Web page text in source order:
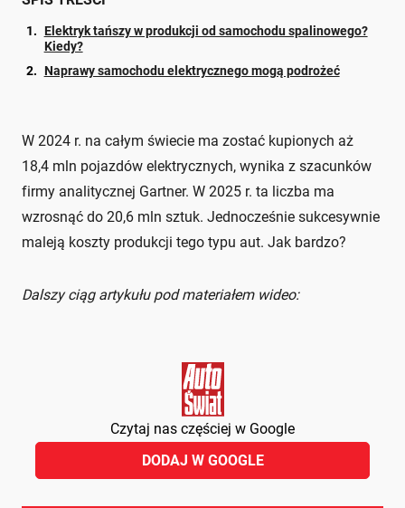
Elektryk tańszy w produkcji od samochodu spalinowego?
Kiedy?
Naprawy samochodu elektrycznego mogą podrożeć
W 2024 r. na całym świecie ma zostać kupionych aż
18,4 mln pojazdów elektrycznych, wynika z szacunków
firmy analitycznej Gartner. W 2025 r. ta liczba ma
wzrosnąć do 20,6 mln sztuk. Jednocześnie sukcesywnie
maleją koszty produkcji tego typu aut. Jak bardzo?
Dalszy ciąg artykułu pod materiałem wideo:
Czytaj nas częściej w Google
DODAJ W GOOGLE